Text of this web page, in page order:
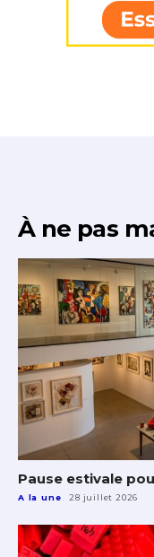
Statut /
Adresse email*
J'accepte les
* Champ obligatoire
À ne pas
Pause estivale
A la une 28 juillet 2026